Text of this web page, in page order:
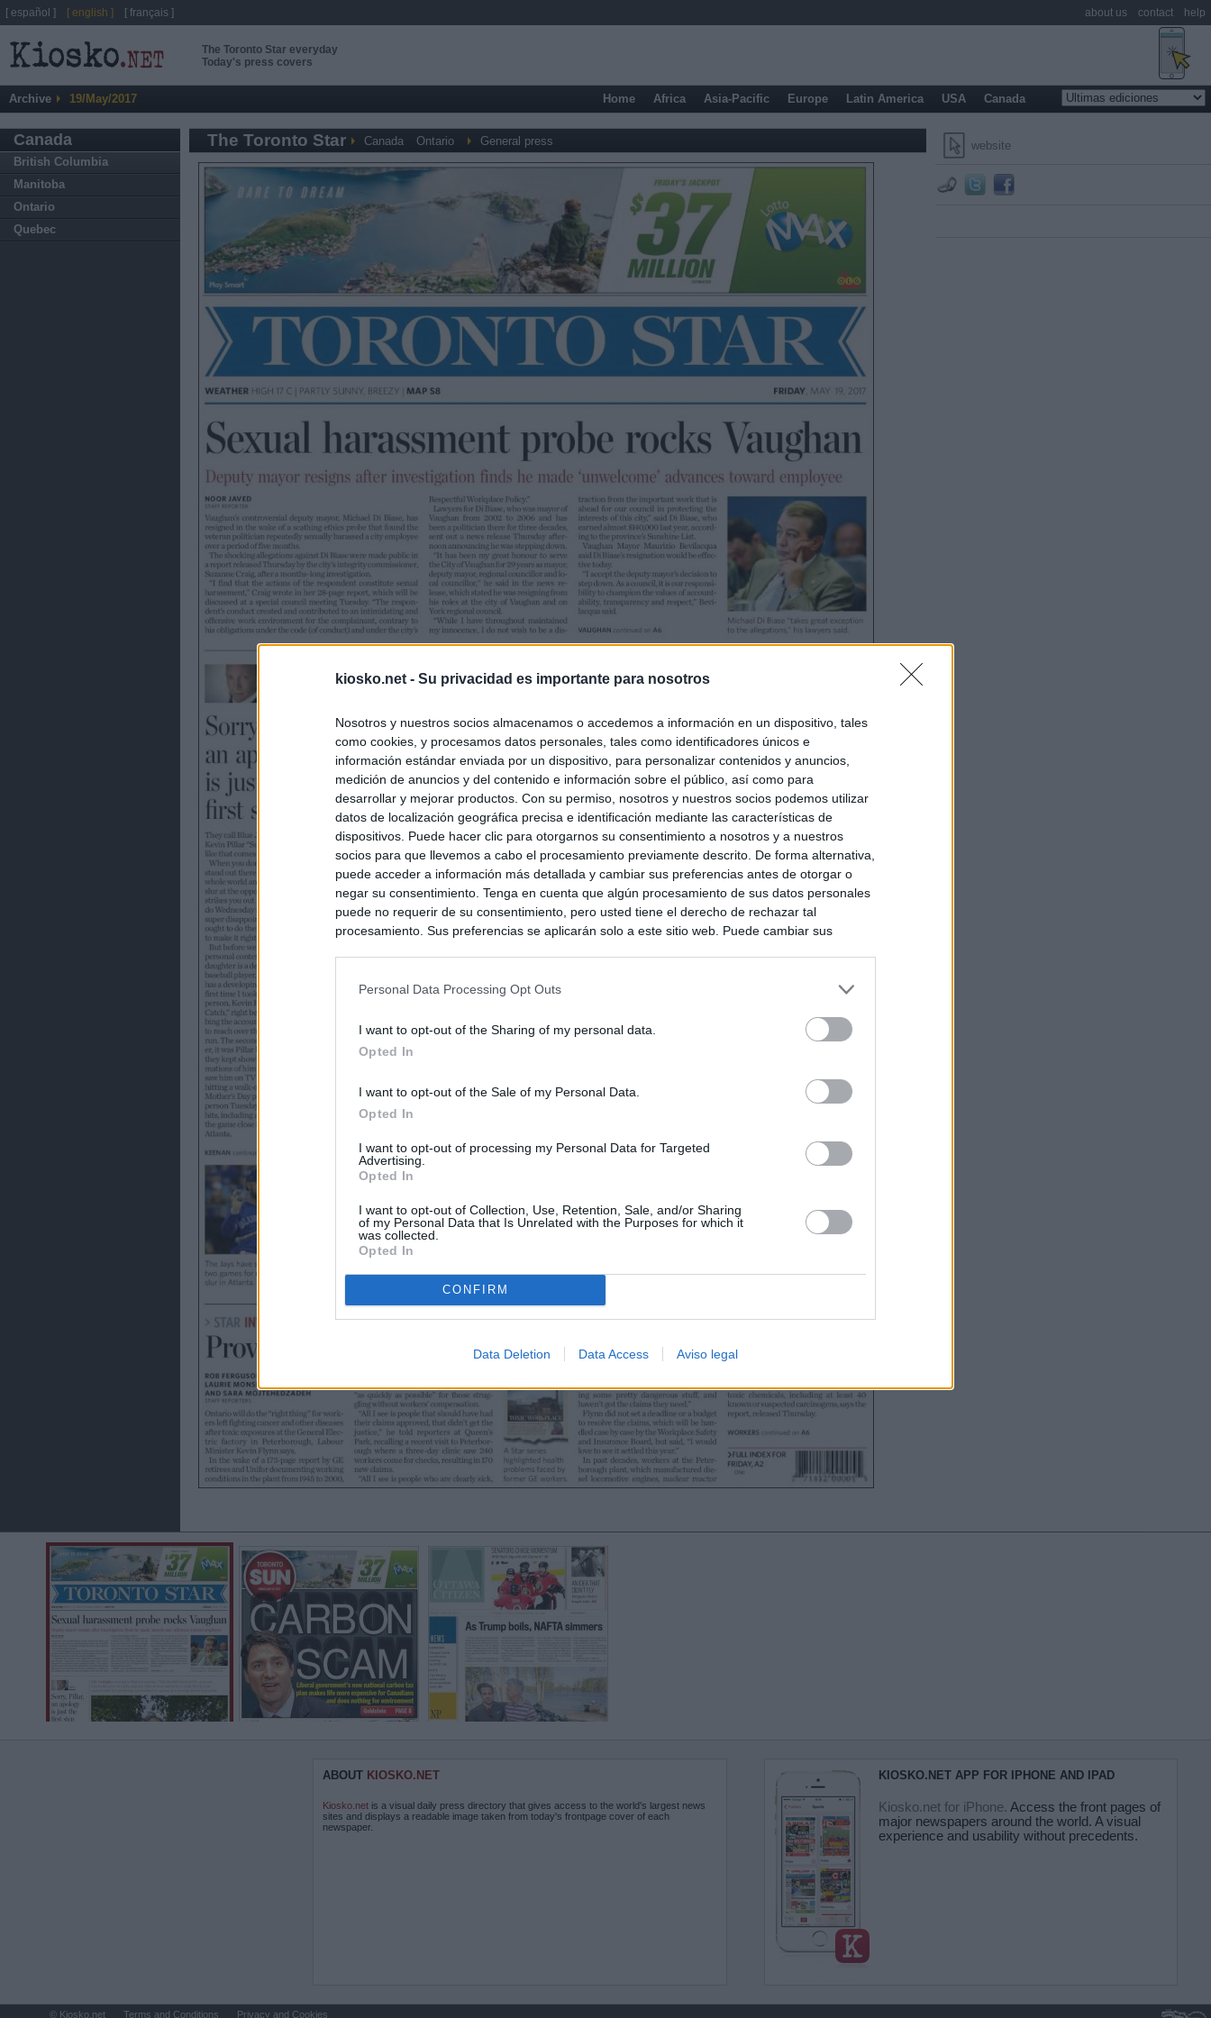
kiosko.net - Su privacidad es importante para nosotros
Nosotros y nuestros socios almacenamos o accedemos a información en un dispositivo, tales
como cookies, y procesamos datos personales, tales como identificadores únicos e
información estándar enviada por un dispositivo, para personalizar contenidos y anuncios,
medición de anuncios y del contenido e información sobre el público, así como para
desarrollar y mejorar productos. Con su permiso, nosotros y nuestros socios podemos utilizar
datos de localización geográfica precisa e identificación mediante las características de
dispositivos. Puede hacer clic para otorgarnos su consentimiento a nosotros y a nuestros
socios para que llevemos a cabo el procesamiento previamente descrito. De forma alternativa,
puede acceder a información más detallada y cambiar sus preferencias antes de otorgar o
negar su consentimiento. Tenga en cuenta que algún procesamiento de sus datos personales
puede no requerir de su consentimiento, pero usted tiene el derecho de rechazar tal
procesamiento. Sus preferencias se aplicarán solo a este sitio web. Puede cambiar sus
Personal Data Processing Opt Outs
I want to opt-out of the Sharing of my personal data.
Opted In
I want to opt-out of the Sale of my Personal Data.
Opted In
I want to opt-out of processing my Personal Data for Targeted
Advertising.
Opted In
I want to opt-out of Collection, Use, Retention, Sale, and/or Sharing
of my Personal Data that Is Unrelated with the Purposes for which it
was collected.
Opted In
CONFIRM
Data Deletion Data Access Aviso legal
The Toronto Star everyday
Today's press covers
Archive 19/May/2017 Home Africa Asia-Pacific Europe Latin America USA Canada
Canada
British Columbia
Manitoba
Ontario
Quebec
website
The Toronto Star Canada Ontario General press
ABOUT KIOSKO.NET
Kiosko.net is a visual daily press directory that gives access to the world's largest news
sites and displays a readable image taken from today's frontpage cover of each
newspaper.
KIOSKO.NET APP FOR IPHONE AND IPAD
Kiosko.net for iPhone. Access the front pages of
major newspapers around the world. A visual
experience and usability without precedents.
[ español ] [ english ] [ français ] about us contact help
© Kiosko.net Terms and Conditions Privacy and Cookies